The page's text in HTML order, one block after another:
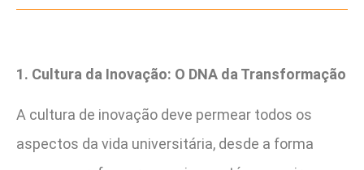
1. Cultura da Inovação: O DNA da Transformação
A cultura de inovação deve permear todos os
aspectos da vida universitária, desde a forma